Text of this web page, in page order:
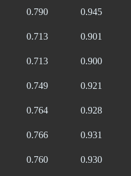
0.790 0.945
0.713 0.901
0.713 0.900
0.749 0.921
0.764 0.928
0.766 0.931
0.760 0.930